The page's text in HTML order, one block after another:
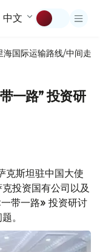
中文
海国际运输路线/中间走廊
一路” 投资研
斯坦驻中国大使
投资国有公司以及
带一路» 投资研讨
。